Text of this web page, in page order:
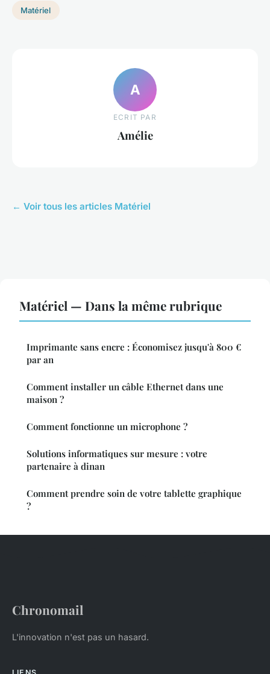
Matériel
A
ECRIT PAR
Amélie
← Voir tous les articles Matériel
Matériel — Dans la même rubrique
Imprimante sans encre : Économisez jusqu'à 800 €
par an
Comment installer un câble Ethernet dans une
maison ?
Comment fonctionne un microphone ?
Solutions informatiques sur mesure : votre
partenaire à dinan
Comment prendre soin de votre tablette graphique
?
Chronomail
L'innovation n'est pas un hasard.